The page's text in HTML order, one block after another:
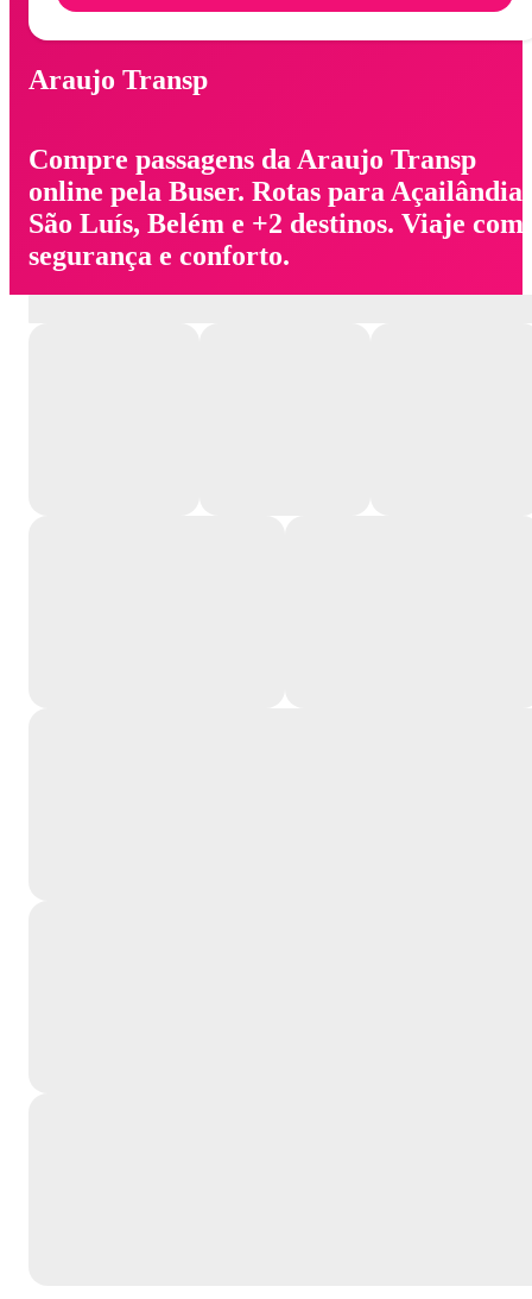
Araujo Transp
Compre passagens da Araujo Transp
online pela Buser. Rotas para Açailândia,
São Luís, Belém e +2 destinos. Viaje com
segurança e conforto.